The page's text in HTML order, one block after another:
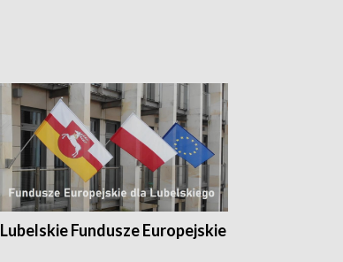
Lubelskie Fundusze Europejskie